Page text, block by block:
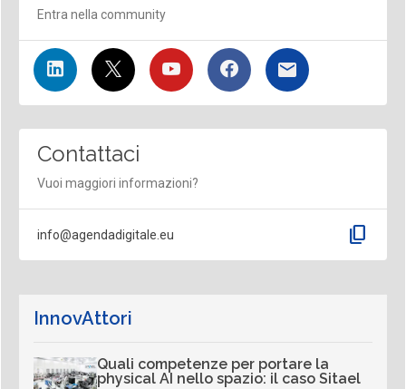
Entra nella community
Contattaci
Vuoi maggiori informazioni?
info@agendadigitale.eu content_copy
InnovAttori
Quali competenze per portare la
physical AI nello spazio: il caso Sitael